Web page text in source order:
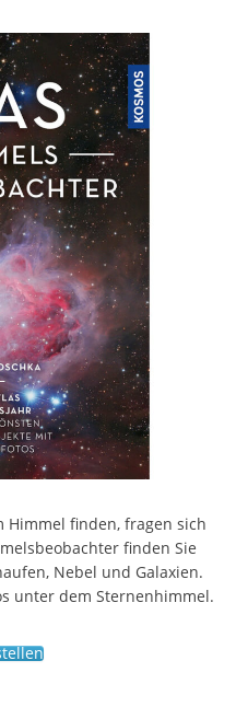
Himmel finden, fragen sich
finden Sie
Nebel und Galaxien.
unter dem Sternenhimmel.